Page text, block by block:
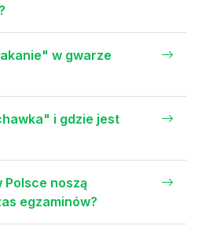
w gwarze
i gdzie jest
Polsce noszą
egzaminów?